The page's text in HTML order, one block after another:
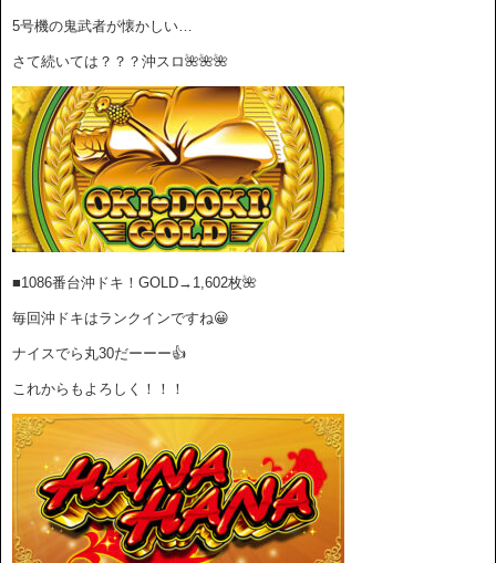
5号機の鬼武者が懐かしい…
さて続いては？？？沖スロ🌺🌺🌺
■1086番台沖ドキ！GOLD→1,602枚🌺
毎回沖ドキはランクインですね😀
ナイスでら丸30だーーー👍
これからもよろしく！！！